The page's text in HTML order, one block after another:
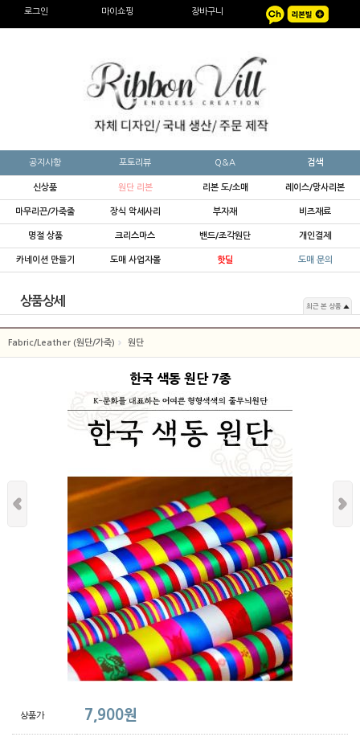
로그인 마이쇼핑 장바구니
공지사항 포토리뷰 Q&A 검색
신상품 원단 리본 리본 도/소매 레이스/망사리본
마무리끈/가죽줄 장식 악세사리 부자재 비즈재료
명절 상품 크리스마스 밴드/조각원단 개인결제
카네이션 만들기 도매 사업자몰 핫딜 도매 문의
상품상세
Fabric/Leather (원단/가죽) 원단
최근 본 상품
한국 색동 원단 7종
상품가 7,900원